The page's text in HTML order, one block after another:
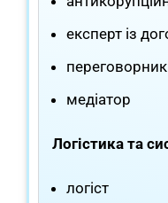
експерт із
медіатор
Логістика та
логіст